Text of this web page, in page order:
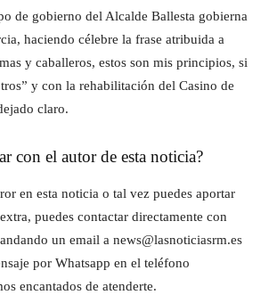
de gobierno del Alcalde Ballesta gobierna
haciendo célebre la frase atribuida a
y caballeros, estos son mis principios, si
y con la rehabilitación del Casino de
claro.
con el autor de esta noticia?
en esta noticia o tal vez puedes aportar
puedes contactar directamente con
un email a news@lasnoticiasrm.es
por Whatsapp en el teléfono
encantados de atenderte.